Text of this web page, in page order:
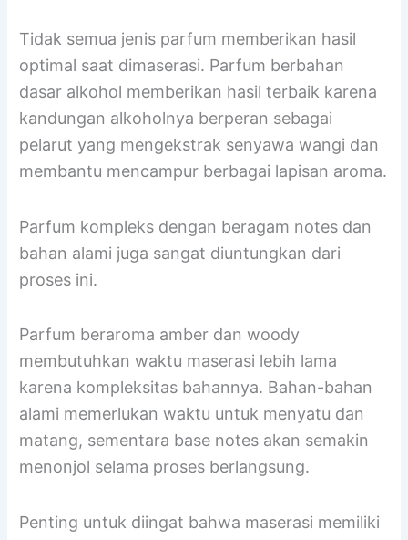
Jenis Parfum yang Cocok Dimaserasi
Tidak semua jenis parfum memberikan hasil
optimal saat dimaserasi. Parfum berbahan
dasar alkohol memberikan hasil terbaik karena
pelarut yang mengekstrak senyawa wangi dan
membantu mencampur berbagai lapisan aroma.
bahan alami juga sangat diuntungkan dari
proses ini.
Parfum beraroma amber dan woody
membutuhkan waktu maserasi lebih lama
karena kompleksitas bahannya. Bahan-bahan
matang, sementara base notes akan semakin